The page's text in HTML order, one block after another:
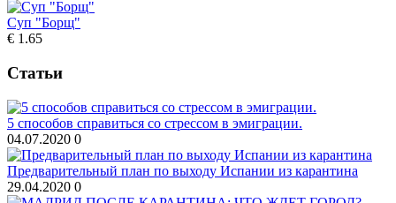
Суп "Борщ"
€ 1.65
Статьи
5 способов справиться со стрессом в эмиграции.
04.07.2020 0
Предварительный план по выходу Испании из карантина
29.04.2020 0